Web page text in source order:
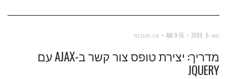
מאי 6, 2009 9:55 AM אין תגובות
מדריך: יצירת טופס צור קשר ב-AJAX עם
JQUERY